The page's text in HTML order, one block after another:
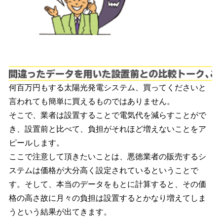
何百万円もする太陽光発電システム、買ってくださいと
言われても簡単に買えるものではありません。
そこで、業者は設置することで電気代を減らすことがで
き、設置前と比べて、負担がそれほど増えないことをア
ピールします。
ここで注意して頂きたいことは、悪徳業者の販売するシ
ステムは価格が大分高く設定されているということで
す。そして、本当のデータをもとに計算すると、その価
格の高さ故に月々の負担は設置するとかなり増えてしま
うという結果が出てきます。